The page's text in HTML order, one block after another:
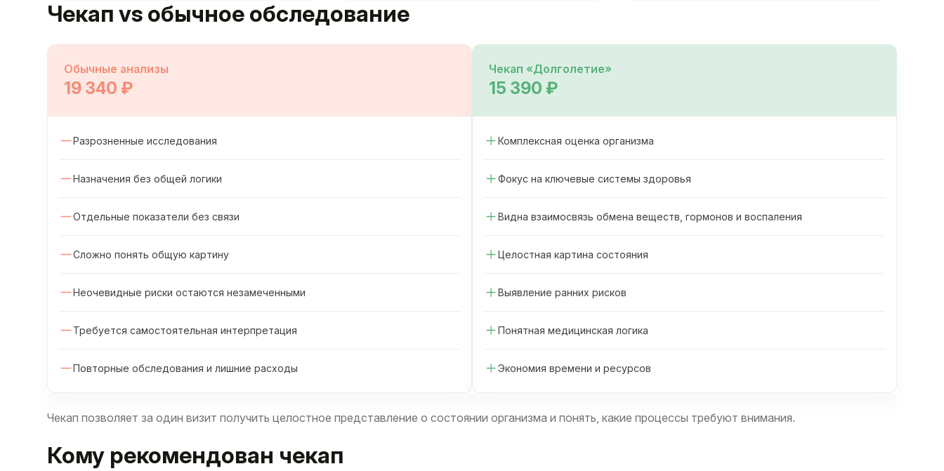
Чекап vs обычное обследование
Обычные анализы
19 340 ₽
Разрозненные исследования
Назначения без общей логики
Отдельные показатели без связи
Сложно понять общую картину
Неочевидные риски остаются незамеченными
Требуется самостоятельная интерпретация
Повторные обследования и лишние расходы
Чекап «Долголетие»
15 390 ₽
Комплексная оценка организма
Фокус на ключевые системы здоровья
Видна взаимосвязь обмена веществ, гормонов и воспаления
Целостная картина состояния
Выявление ранних рисков
Понятная медицинская логика
Экономия времени и ресурсов
Чекап позволяет за один визит получить целостное представление о состоянии организма и понять, какие процессы требуют внимания.
Кому рекомендован чекап